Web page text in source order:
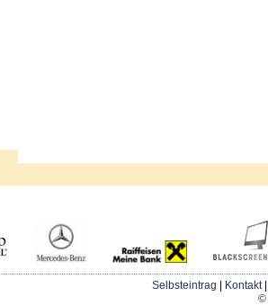
Selbsteintrag Kontakt
©